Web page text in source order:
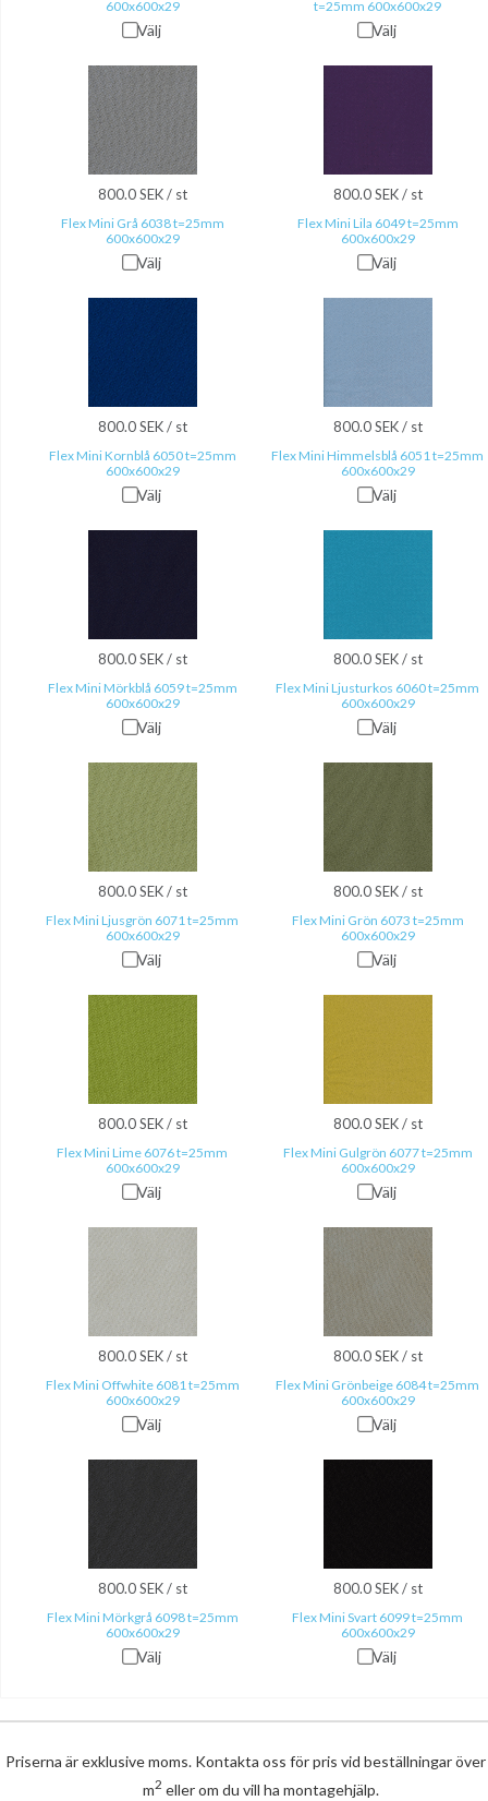
600x600x29
Välj
t=25mm 600x600x29
Välj
800.0 SEK / st
Flex Mini Grå 6038 t=25mm
600x600x29
Välj
800.0 SEK / st
Flex Mini Lila 6049 t=25mm
600x600x29
Välj
800.0 SEK / st
Flex Mini Kornblå 6050 t=25mm
600x600x29
Välj
800.0 SEK / st
Flex Mini Himmelsblå 6051 t=25mm
600x600x29
Välj
800.0 SEK / st
Flex Mini Mörkblå 6059 t=25mm
600x600x29
Välj
800.0 SEK / st
Flex Mini Ljusturkos 6060 t=25mm
600x600x29
Välj
800.0 SEK / st
Flex Mini Ljusgrön 6071 t=25mm
600x600x29
Välj
800.0 SEK / st
Flex Mini Grön 6073 t=25mm
600x600x29
Välj
800.0 SEK / st
Flex Mini Lime 6076 t=25mm
600x600x29
Välj
800.0 SEK / st
Flex Mini Gulgrön 6077 t=25mm
600x600x29
Välj
800.0 SEK / st
Flex Mini Offwhite 6081 t=25mm
600x600x29
Välj
800.0 SEK / st
Flex Mini Grönbeige 6084 t=25mm
600x600x29
Välj
800.0 SEK / st
Flex Mini Mörkgrå 6098 t=25mm
600x600x29
Välj
800.0 SEK / st
Flex Mini Svart 6099 t=25mm
600x600x29
Välj
Priserna är exklusive moms. Kontakta oss för pris vid beställningar
m2 eller om du vill ha montagehjälp.